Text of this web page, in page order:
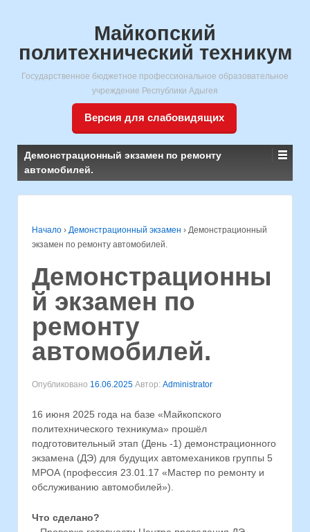
Майкопский
политехнический техникум
Государственное бюджетное профессиональное образовательное
учреждение Республики Адыгея
Версия для слабовидящих
Демонстрационный экзамен по ремонту
автомобилей.
Начало › Демонстрационный экзамен › Демонстрационный
экзамен по ремонту автомобилей.
Демонстрационны
й экзамен по
ремонту
автомобилей.
Опубликовано 16.06.2025 Автор: Administrator
16 июня 2025 года на базе «Майкопского
политехнического техникума» прошёл
подготовительный этап (День -1) демонстрационного
экзамена (ДЭ) для будущих автомехаников группы 5
МРОА (профессия 23.01.17 «Мастер по ремонту и
обслуживанию автомобилей»).
Что сделано?